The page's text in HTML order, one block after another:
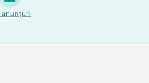
anunțuri